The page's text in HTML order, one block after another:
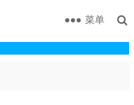
菜单